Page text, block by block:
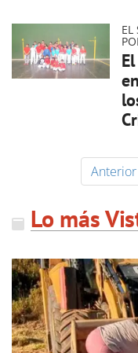
EL
Anterior
Lo más